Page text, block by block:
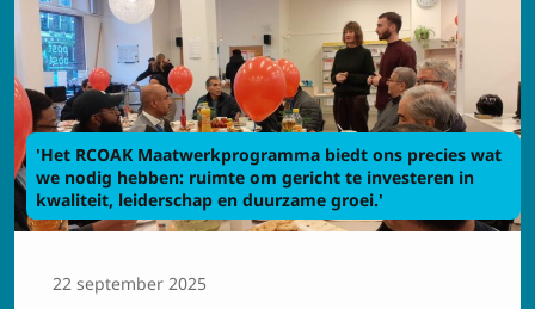
'Het RCOAK Maatwerkprogramma biedt ons precies wat
we nodig hebben: ruimte om gericht te investeren in
kwaliteit, leiderschap en duurzame groei.'
22 september 2025